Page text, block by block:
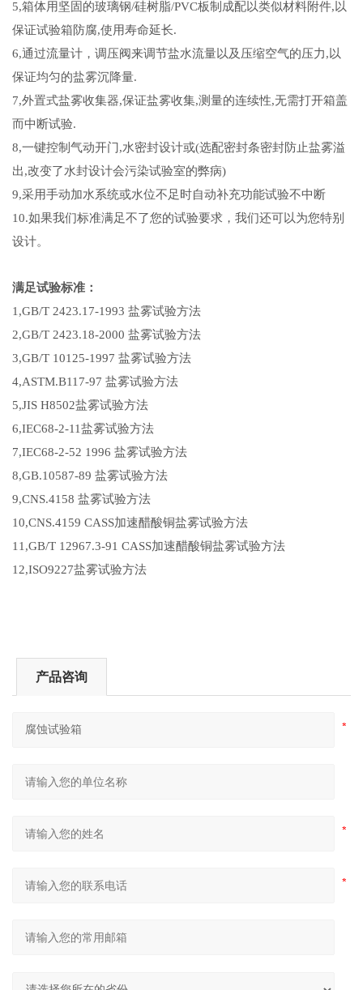
5,箱体用坚固的玻璃钢/硅树脂/PVC板制成配以类似材料附件,以
保证试验箱防腐,使用寿命延长.
6,通过流量计，调压阀来调节盐水流量以及压缩空气的压力,以
保证均匀的盐雾沉降量.
7,外置式盐雾收集器,保证盐雾收集,测量的连续性,无需打开箱盖
而中断试验.
8,一键控制气动开门,水密封设计或(选配密封条密封防止盐雾溢
出,改变了水封设计会污染试验室的弊病)
9,采用手动加水系统或水位不足时自动补充功能试验不中断
10.如果我们标准满足不了您的试验要求，我们还可以为您特别
设计。
满足试验标准：
1,GB/T 2423.17-1993 盐雾试验方法
2,GB/T 2423.18-2000 盐雾试验方法
3,GB/T 10125-1997 盐雾试验方法
4,ASTM.B117-97 盐雾试验方法
5,JIS H8502盐雾试验方法
6,IEC68-2-11盐雾试验方法
7,IEC68-2-52 1996 盐雾试验方法
8,GB.10587-89 盐雾试验方法
9,CNS.4158 盐雾试验方法
10,CNS.4159 CASS加速醋酸铜盐雾试验方法
11,GB/T 12967.3-91 CASS加速醋酸铜盐雾试验方法
12,ISO9227盐雾试验方法
产品咨询